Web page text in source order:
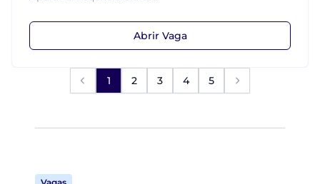
Abrir Vaga
1 2 3 4 5